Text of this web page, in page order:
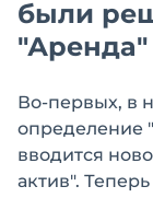
были
"Аренда"
Во-первых, в
определение
вводится
актив".